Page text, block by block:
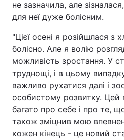
Зброя
Цікавинки
Екологія
Лонгріди
Відео з Youtube
не зазначила, але
для неї дуже болісним.
"Цієї осені я розійшлася з
болісно. Але я волію
можливість зростання. У
труднощі, і в цьому
важливо рухатися далі і
особистому розвитку. Цей
багато про себе і про те,
також зміцнив мою
кожен кінець - це новий